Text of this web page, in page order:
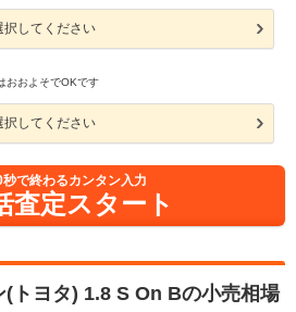
択してください
おおよそでOKです
択してください
秒で終わるカンタン入力
査定スタート
(トヨタ) 1.8 S On Bの小売相場